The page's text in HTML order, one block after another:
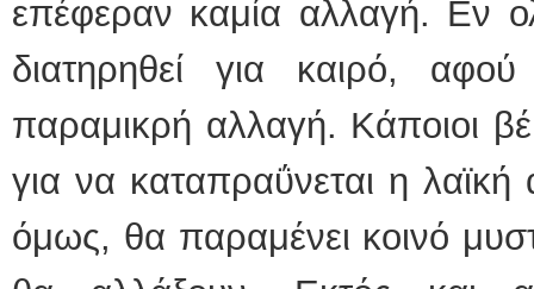
επέφεραν καμία αλλαγή. Εν
διατηρηθεί για καιρό,
παραμικρή αλλαγή. Κάποιοι
για να καταπραΰνεται η
όμως, θα παραμένει κοινό